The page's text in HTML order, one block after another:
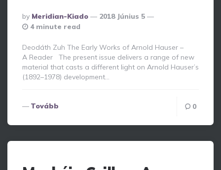
Posted
By
By Meridian-Kiado
2018 Június 5
4 minute read
Deodáth Zuh The Early Works of Arnold Hauser –
A Reader The present issue delivers a range of new
material that casts a different light on Arnold Hauser’s
(1892–1978) development…
Tovább 0